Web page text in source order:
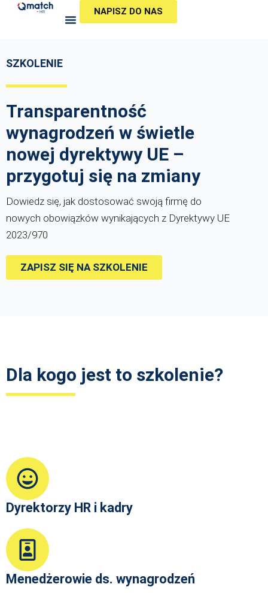
Przejdź
NAPISZ DO NAS
SZKOLENIE
Transparentność
wynagrodzeń w świetle
nowej dyrektywy UE –
przygotuj się na zmiany
Dowiedz się, jak dostosować swoją firmę do
nowych obowiązków wynikających z Dyrektywy UE
2023/970
ZAPISZ SIĘ NA SZKOLENIE
Dla kogo jest to szkolenie?
Dyrektorzy HR i kadry
Menedżerowie ds. wynagrodzeń